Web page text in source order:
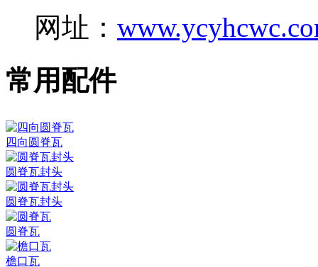
网址：
常用配件
四向圆脊瓦
圆脊瓦封头
圆脊瓦封头
圆脊瓦
檐口瓦